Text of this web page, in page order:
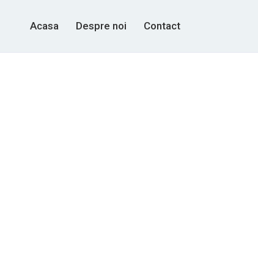
Acasa Despre noi Contact